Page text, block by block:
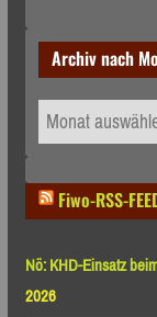
Archiv nach
Archiv
nach
Fiwo-RSS-
Nö: KHD-Einsatz
2026